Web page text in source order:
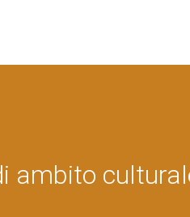
ambito